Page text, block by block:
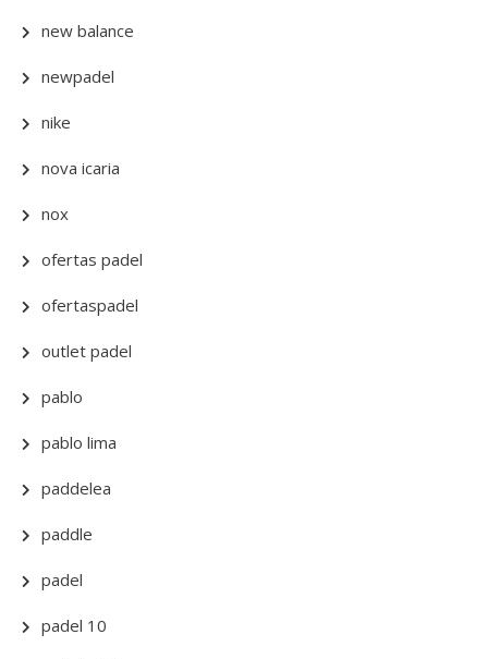
new balance
newpadel
nike
nova icaria
nox
ofertas padel
ofertaspadel
outlet padel
pablo
pablo lima
paddelea
paddle
padel
padel 10